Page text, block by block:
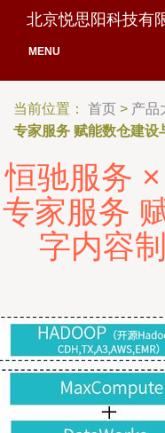
北京悦思阳科技有
MENU
当前位置： 首页 > 产品
专家服务 赋能数仓建设
恒驰服务
专家服务
字内容